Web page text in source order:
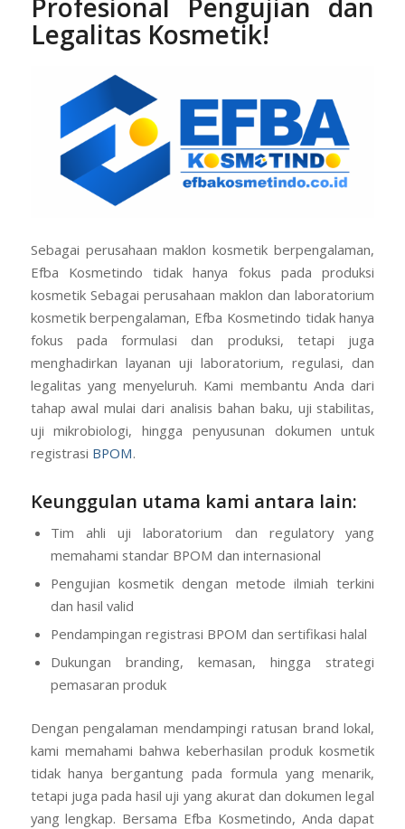
Profesional Pengujian dan
Legalitas Kosmetik!
Sebagai perusahaan maklon kosmetik berpengalaman,
Efba Kosmetindo tidak hanya fokus pada produksi
kosmetik Sebagai perusahaan maklon dan laboratorium
kosmetik berpengalaman, Efba Kosmetindo tidak hanya
fokus pada formulasi dan produksi, tetapi juga
menghadirkan layanan uji laboratorium, regulasi, dan
legalitas yang menyeluruh. Kami membantu Anda dari
tahap awal mulai dari analisis bahan baku, uji stabilitas,
uji mikrobiologi, hingga penyusunan dokumen untuk
registrasi BPOM.
Keunggulan utama kami antara lain:
Tim ahli uji laboratorium dan regulatory yang
memahami standar BPOM dan internasional
Pengujian kosmetik dengan metode ilmiah terkini
dan hasil valid
Pendampingan registrasi BPOM dan sertifikasi halal
Dukungan branding, kemasan, hingga strategi
pemasaran produk
Dengan pengalaman mendampingi ratusan brand lokal,
kami memahami bahwa keberhasilan produk kosmetik
tidak hanya bergantung pada formula yang menarik,
tetapi juga pada hasil uji yang akurat dan dokumen legal
yang lengkap. Bersama Efba Kosmetindo, Anda dapat